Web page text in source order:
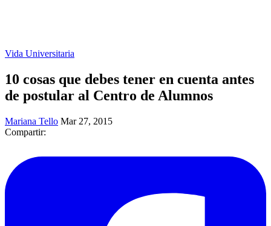
Vida Universitaria
10 cosas que debes tener en cuenta antes
de postular al Centro de Alumnos
Mariana Tello Mar 27, 2015
Compartir: